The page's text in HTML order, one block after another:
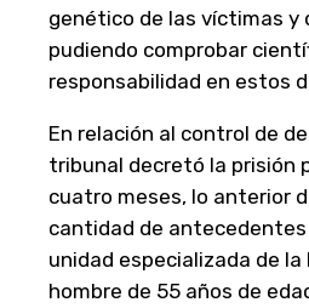
genético de las víctimas y
pudiendo comprobar
responsabilidad en estos
En relación al control de
tribunal decretó la prisión
cuatro meses, lo anterior
cantidad de antecedentes
unidad especializada de la
hombre de 55 años de